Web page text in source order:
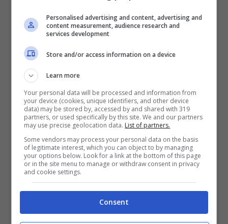
Valeri
, mai impiegato dallaCremonesedopo
il mercato estivo e fuori dalle liste del club. Il
calciatore andrà in scadenza al termine della
stagione ma un’offerta già nei prossimi mesi
potrebbe sbloccare la situazione e
permettere alla Lazio di averlo subito, magari
con un indennizzo in favore della
Cremonese. Sarebbe un colpo interessante
dopo la positiva stagione in Serie A
dell’esterno, in attesa di cambiare aria e
Personalised advertising and content, advertising and
content measurement, audience research and
services development
Store and/or access information on a device
Learn more
Your personal data will be processed and information from
your device (cookies, unique identifiers, and other device
data) may be stored by, accessed by and shared with 319
partners, or used specifically by this site. We and our partners
may use precise geolocation data. List of partners.
Some vendors may process your personal data on the basis
of legitimate interest, which you can object to by managing
your options below. Look for a link at the bottom of this page
or in the site menu to manage or withdraw consent in privacy
and cookie settings.
Consent